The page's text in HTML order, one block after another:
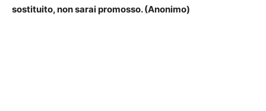
sostituito, non sarai promosso. (Anonimo)